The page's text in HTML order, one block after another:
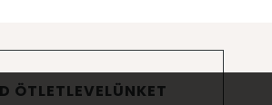
ÖTLETLEVELÜNKET